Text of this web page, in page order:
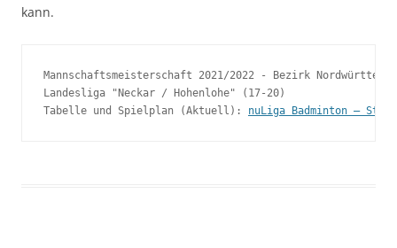
kann.
Mannschaftsmeisterschaft 2021/2022 - Bezirk
Landesliga "Neckar / Hohenlohe" (17-20)
Tabelle und Spielplan (Aktuell): nuLiga Badminton –